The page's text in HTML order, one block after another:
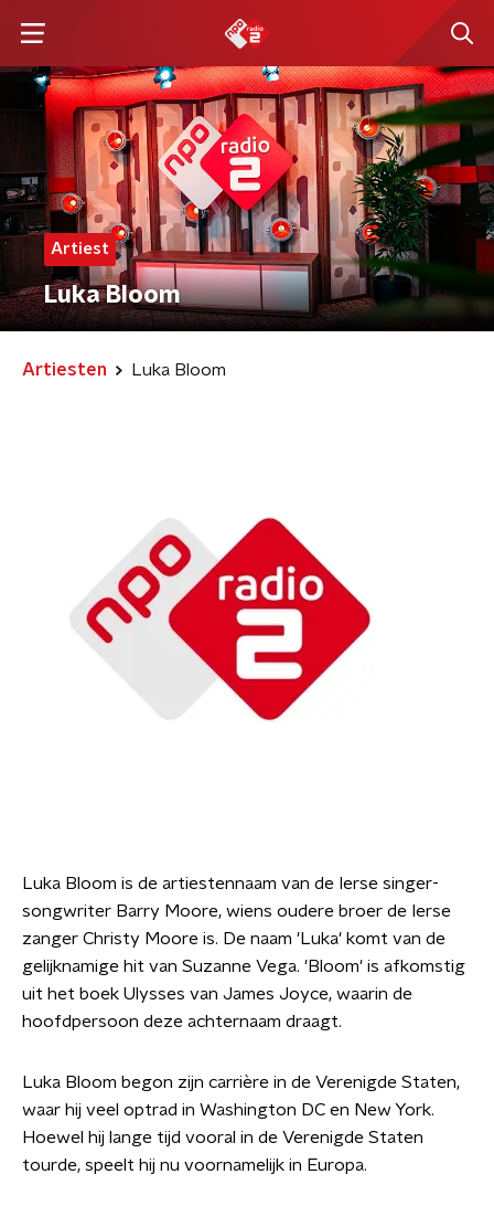
Artiest
Luka Bloom
Artiesten Luka Bloom
Luka Bloom is de artiestennaam van de Ierse singer-
songwriter Barry Moore, wiens oudere broer de Ierse
zanger Christy Moore is. De naam 'Luka' komt van de
gelijknamige hit van Suzanne Vega. 'Bloom' is afkomstig
uit het boek Ulysses van James Joyce, waarin de
hoofdpersoon deze achternaam draagt.
Luka Bloom begon zijn carrière in de Verenigde Staten,
waar hij veel optrad in Washington DC en New York.
Hoewel hij lange tijd vooral in de Verenigde Staten
tourde, speelt hij nu voornamelijk in Europa.